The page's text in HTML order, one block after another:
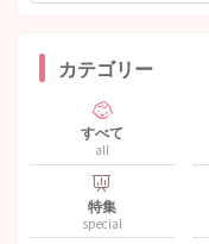
カテゴリー
すべて
all
特集
special